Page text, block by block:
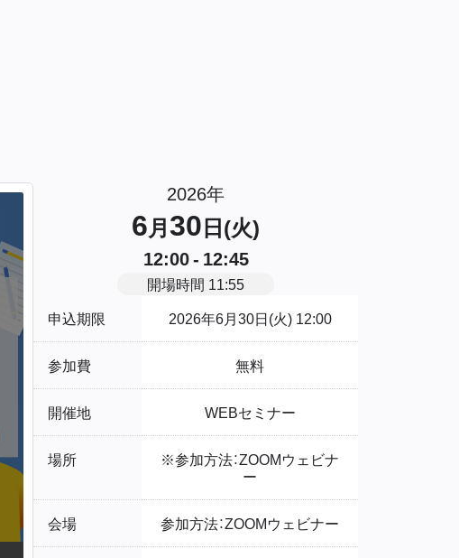
2026年
6月30日(火)
12:00 - 12:45
開場時間 11:55
申込期限
2026年6月30日(火) 12:00
参加費 無料
開催地 WEBセミナー
場所 ※参加方法：ZOOMウェビナ
ー
会場 参加方法：ZOOMウェビナー